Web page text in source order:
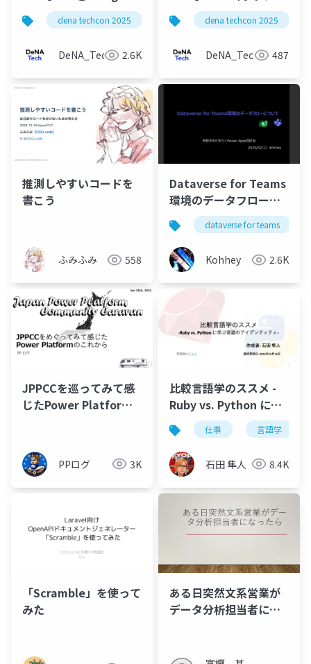
プレッドシートでのマ
スタデータ管理
dena techcon 2025
DeNA_Tech 2.6K
Vim コミュニティにつ
いて
dena techcon 2025
DeNA_Tech 487
推測しやすいコードを
書こう
ふみふみ 558
Dataverse for Teams
環境のデータフローに
ついてdataverse for teams
Kohhey 2.6K
JPPCCを巡ってみて感
じたPower Platform
PPログ 3K
比較言語学のススメ -
Ruby vs. Python に学
ぶ言語のアイデンティ
ティ-
仕事 言語学
石田 隼人 8.4K
「Scramble」を使って
みた
ある日突然文系営業が
データ分析担当者にな